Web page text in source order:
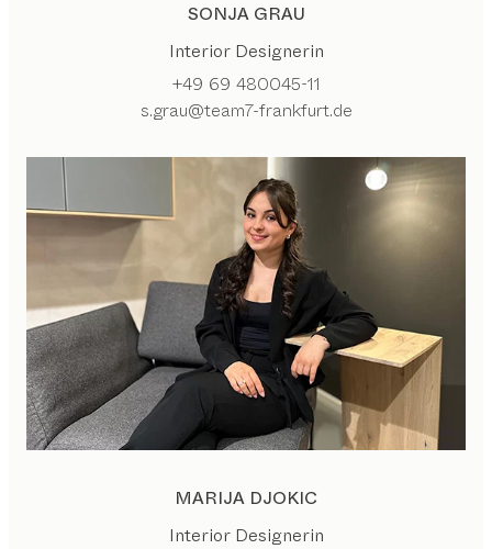
SONJA GRAU
Interior Designerin
+49 69 480045-11
s.grau@team7-frankfurt.de
MARIJA DJOKIC
Interior Designerin